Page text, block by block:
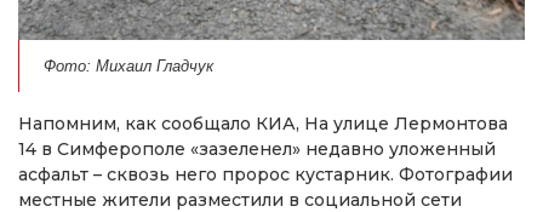
Фото: Михаил Гладчук
Напомним, как сообщало КИА, На улице Лермонтова
14 в Симферополе «зазеленел» недавно уложенный
асфальт – сквозь него пророс кустарник. Фотографии
местные жители разместили в социальной сети